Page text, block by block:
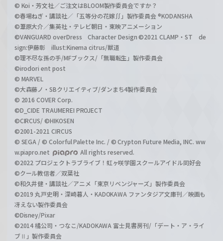
© Koi・芳文社／ご注文はBLOOM製作委員会ですか？
©春場ねぎ・講談社／「五等分の花嫁∬」製作委員会 ®KODANSHA
©葦原大介／集英社・テレビ朝日・東映アニメーション
©VANGUARD overDress Character Design ©2021 CLAMP・ST de
sign:伊藤彰 illust:Kinema citrus/獣道
©理不尽な孫の手/MFブックス/「無職転生」製作委員会
©irodori ent post
© MARVEL
©大森藤ノ・SBクリエイティブ/ダンまち4製作委員会
© 2016 COVER Corp.
©D_CIDE TRAUMEREI PROJECT
©CIRCUS/ ©HIKOSEN
©2001-2021 CIRCUS
© SEGA / © Colorful Palette Inc. / © Crypton Future Media, INC. ww
w.piapro.net
All rights reserved.
©2022 プロジェクトラブライブ！虹ヶ咲学園スクールアイドル同好会
©クール教信者／双葉社
©和久井健・講談社／アニメ「東京リベンジャーズ」製作委員会
©2019 丸戸史明・深崎暮人・KADOKAWA ファンタジア文庫刊／映画も
冴えない製作委員会
©Disney/Pixar
©2014 橘公司・つなこ/KADOKAWA 富士見書房刊/「デート・ア・ライ
ブⅡ」製作委員会